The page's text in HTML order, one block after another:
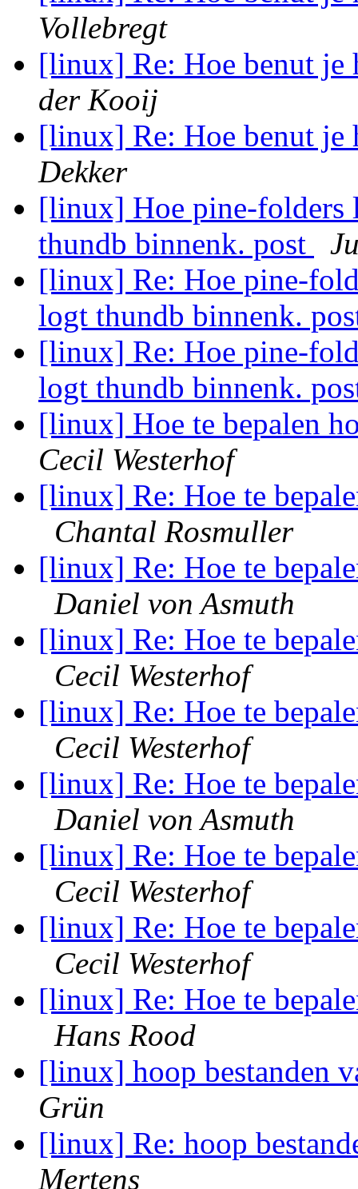
Vollebregt
[linux] Re: Hoe benut je
der Kooij
[linux] Re: Hoe benut je
Dekker
[linux] Hoe pine-folders
thundb binnenk. post
[linux] Re: Hoe pine-
logt thundb binnenk.
[linux] Re: Hoe pine-
logt thundb binnenk.
[linux] Hoe te bepalen
Cecil Westerhof
[linux] Re: Hoe te
Chantal Rosmuller
[linux] Re: Hoe te
Daniel von Asmuth
[linux] Re: Hoe te
Cecil Westerhof
[linux] Re: Hoe te
Cecil Westerhof
[linux] Re: Hoe te
Daniel von Asmuth
[linux] Re: Hoe te
Cecil Westerhof
[linux] Re: Hoe te
Cecil Westerhof
[linux] Re: Hoe te
Hans Rood
[linux] hoop bestanden
Grün
[linux] Re: hoop
Mertens